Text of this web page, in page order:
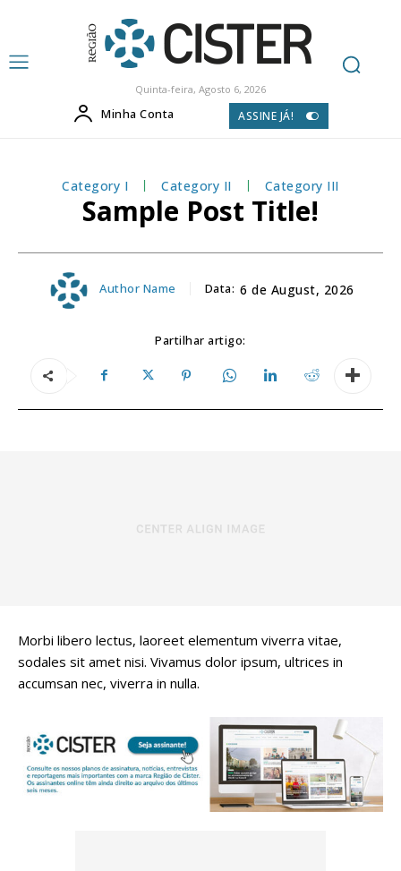
Quinta-feira, Agosto 6, 2026
Minha Conta ASSINE JÁ!
Category I Category II Category III
Sample Post Title!
Author Name Data: 6 de August, 2026
Partilhar artigo:
Morbi libero lectus, laoreet elementum viverra vitae,
sodales sit amet nisi. Vivamus dolor ipsum, ultrices in
accumsan nec, viverra in nulla.